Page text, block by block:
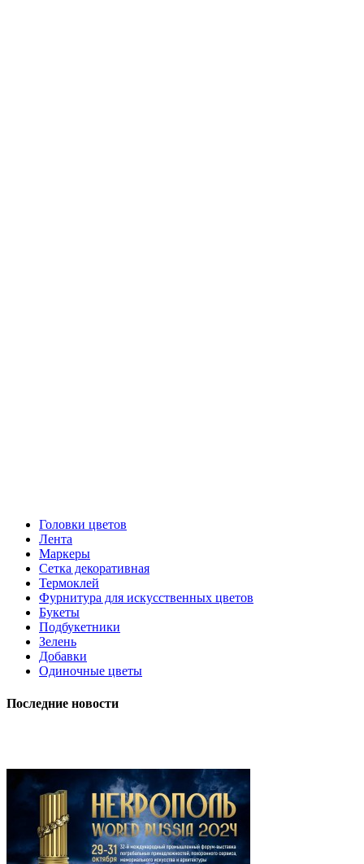
Головки цветов
Лента
Маркеры
Сетка декоративная
Термоклей
Фурнитура для искусственных цветов
Букеты
Подбукетники
Зелень
Добавки
Одиночные цветы
Последние новости